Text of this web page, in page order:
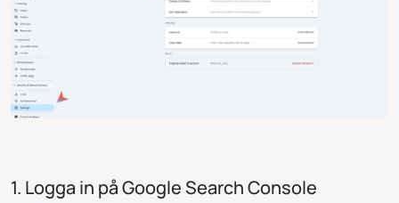
1. Logga in på Google Search Console